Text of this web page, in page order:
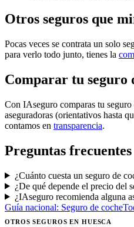
Otros seguros que
Pocas veces se contrata un solo
para verlo todo junto, tienes la
Comparar tu seguro
Con IAseguro comparas tu seguro
aseguradoras (orientativos hasta
contamos en transparencia.
Preguntas frecuentes
¿Cuánto cuesta un seguro de
¿De qué depende el precio del
¿IAseguro recomienda alguna
Guía nacional: Seguro de coche
OTROS SEGUROSEN HUESCA